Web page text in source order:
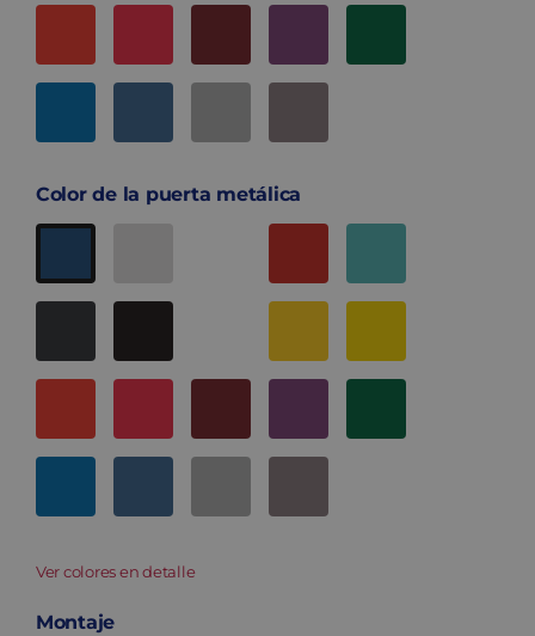
Color de la puerta metálica
Ver colores en detalle
Montaje